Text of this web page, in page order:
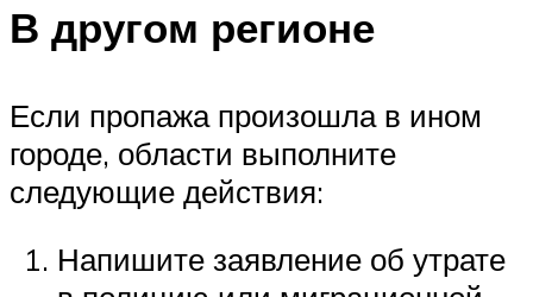
В другом регионе
Если пропажа произошла в ином
городе, области выполните
следующие действия:
Напишите заявление об утрате